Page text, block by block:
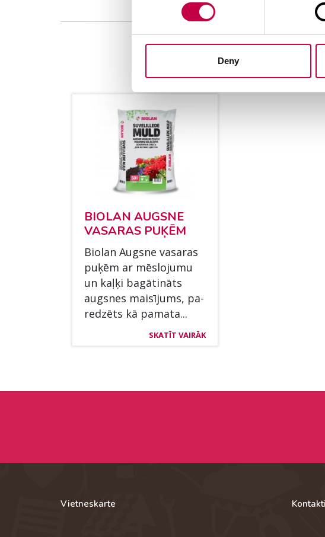
Deny
BIO­LAN AUGS­NE
VA­SA­RAS PUĶĒM
Bio­lan Augs­ne va­sa­ras
puķēm ar mēs­lo­ju­mu
un kaļķi bagā­tināts
augs­nes maisī­jums, pa­
redzēts kā pa­ma­ta...
SKATĪT VAIRĀK
Vietneskarte Kontakti